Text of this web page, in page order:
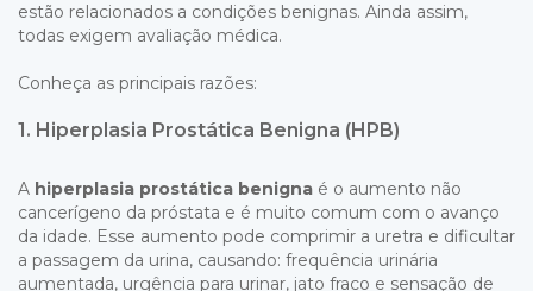
estão relacionados a condições benignas. Ainda assim,
todas exigem avaliação médica.
Conheça as principais razões:
1. Hiperplasia Prostática Benigna (HPB)
A hiperplasia prostática benigna é o aumento não
cancerígeno da próstata e é muito comum com o avanço
da idade. Esse aumento pode comprimir a uretra e dificultar
a passagem da urina, causando: frequência urinária
aumentada, urgência para urinar, jato fraco e sensação de